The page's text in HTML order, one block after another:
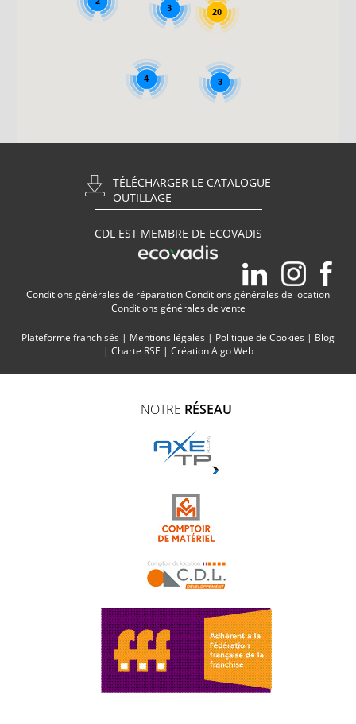
20
3
4
3
TÉLÉCHARGER LE CATALOGUE
OUTILLAGE
CDL EST MEMBRE DE ECOVADIS
Conditions générales de réparationConditions générales de location
Conditions générales de vente
Plateforme franchisés | Mentions légales | Politique de Cookies | Blog
| Charte RSE | Création Algo Web
NOTRE RÉSEAU